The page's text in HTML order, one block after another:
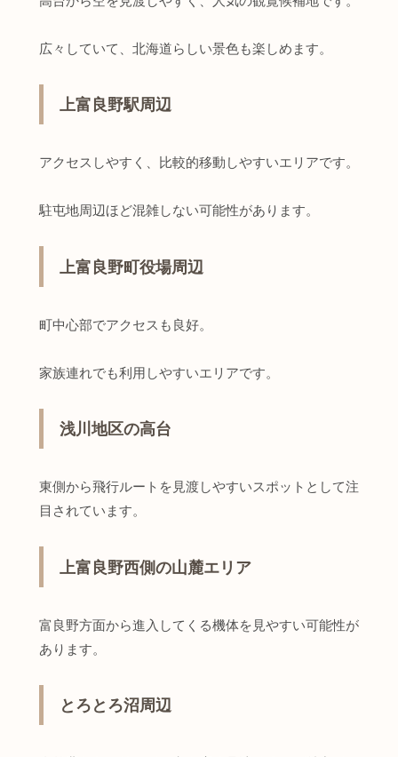
広々していて、北海道らしい景色も楽しめます。
上富良野駅周辺
アクセスしやすく、比較的移動しやすいエリアです。
駐屯地周辺ほど混雑しない可能性があります。
上富良野町役場周辺
町中心部でアクセスも良好。
家族連れでも利用しやすいエリアです。
浅川地区の高台
東側から飛行ルートを見渡しやすいスポットとして注
目されています。
上富良野西側の山麓エリア
富良野方面から進入してくる機体を見やすい可能性が
あります。
とろとろ沼周辺